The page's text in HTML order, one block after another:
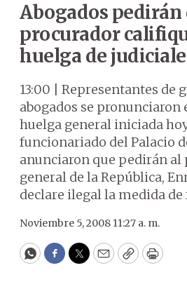
Abogados pedirán
procurador
huelga de
13:00 | Representantes de
abogados se pronunciaron
huelga general iniciada
funcionariado del Palacio
anunciaron que pedirán al
general de la República,
declare ilegal la medida de
Noviembre 5, 2008 11:27 a. m.
WhatsApp
Facebook
Twitter
EmailCopyPrint